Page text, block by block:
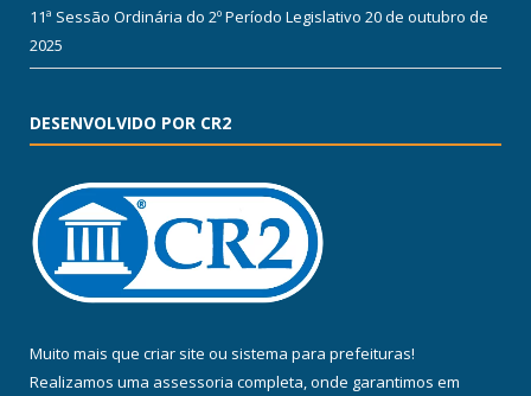
11ª Sessão Ordinária do 2º Período Legislativo 20 de outubro de
2025
DESENVOLVIDO POR CR2
Muito mais que criar site ou sistema para prefeituras!
Realizamos uma assessoria completa, onde garantimos em